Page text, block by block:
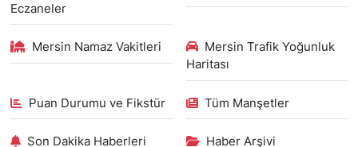
Eczaneler
Mersin Namaz Vakitleri
Mersin Trafik Yoğunluk
Haritası
Puan Durumu ve Fikstür Tüm Manşetler
Son Dakika Haberleri Haber Arşivi